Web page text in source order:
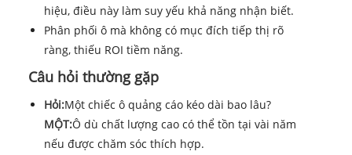
hiệu, điều này làm suy yếu khả năng nhận biết.
Phân phối ô mà không có mục đích tiếp thị rõ
ràng, thiếu ROI tiềm năng.
Câu hỏi thường gặp
Hỏi:Một chiếc ô quảng cáo kéo dài bao lâu?
MỘT:Ô dù chất lượng cao có thể tồn tại vài năm
nếu được chăm sóc thích hợp.